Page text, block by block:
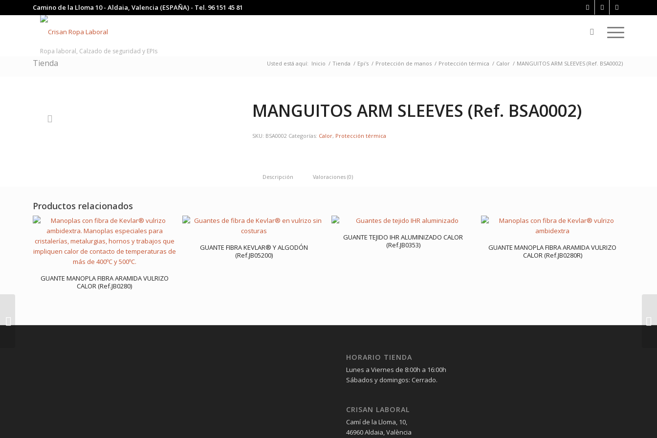
Camino de la Lloma 10 - Aldaia, Valencia (ESPAÑA) - Tel. 96 151 45 81
Ropa laboral, Calzado de seguridad y EPIs
Tienda Usted está aquí: Inicio / Tienda / Epi's / Protección de manos / Protección térmica / Calor / MANGUITOS ARM SLEEVES (Ref. BSA0002)
MANGUITOS ARM SLEEVES (Ref. BSA0002)
SKU: BSA0002 Categorías: Calor, Protección térmica
Descripción Valoraciones (0)
Productos relacionados
GUANTE MANOPLA FIBRA ARAMIDA VULRIZO
CALOR (Ref.JB0280)
GUANTE FIBRA KEVLAR® Y ALGODÓN
(Ref.JB05200)
GUANTE TEJIDO IHR ALUMINIZADO CALOR
(Ref.JB0353)
GUANTE MANOPLA FIBRA ARAMIDA VULRIZO
CALOR (Ref.JB0280R)
HORARIO TIENDA
Lunes a Viernes de 8:00h a 16:00h
Sábados y domingos: Cerrado.
CRISAN LABORAL
Camí de la Lloma, 10,
46960 Aldaia, València
UV® (Ref. BSA0001)